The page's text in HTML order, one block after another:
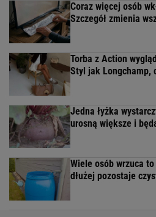
Coraz więcej osób
Szczegół zmienia
Torba z Action
Styl jak Longchamp,
Jedna łyżka
urosną większe i
Wiele osób wrzuca
dłużej pozostaje